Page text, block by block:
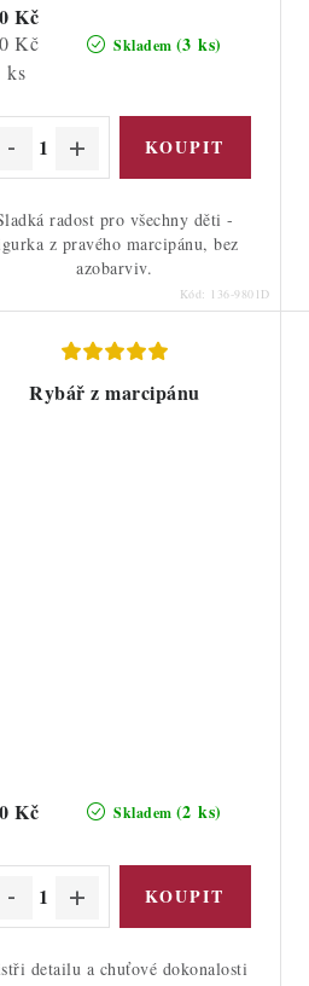
Skladem (3 ks)
Kč
Kč
ks
radost pro všechny děti -
z pravého marcipánu, bez
azobarviv.
Kód: 136-9801D
Rybář z marcipánu
Skladem (2 ks)
Kč
detailu a chuťové dokonalosti